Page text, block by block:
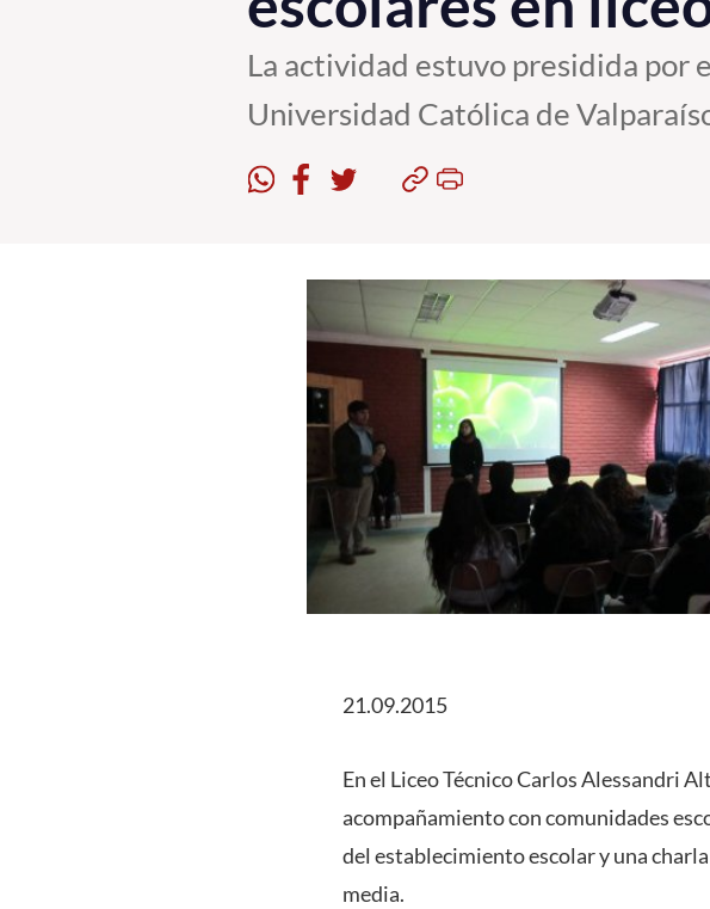
La actividad estuvo presidida por
Universidad Católica de
21.09.2015
En el Liceo Técnico Carlos Alessandri
acompañamiento con comunidades
del establecimiento escolar y una
media.